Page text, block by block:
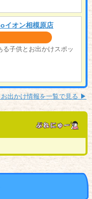
イオン相模原店
子供とお出かけスポッ
出かけ情報を一覧で見る ▶︎